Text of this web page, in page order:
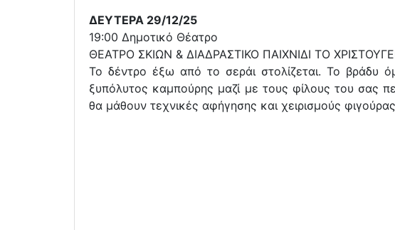
ΔΕΥΤΕΡΑ 29/12/25
19:00 Δημοτικό Θέατρο
ΘΕΑΤΡΟ ΣΚΙΩΝ & ΔΙΑΔΡΑΣΤΙΚΟ ΠΑΙΧΝΙΔΙ ΤΟ
Το δέντρο έξω από το σεράι στολίζεται. Το βράδυ
ξυπόλυτος καμπούρης μαζί με τους φίλους του σας
θα μάθουν τεχνικές αφήγησης και χειρισμούς